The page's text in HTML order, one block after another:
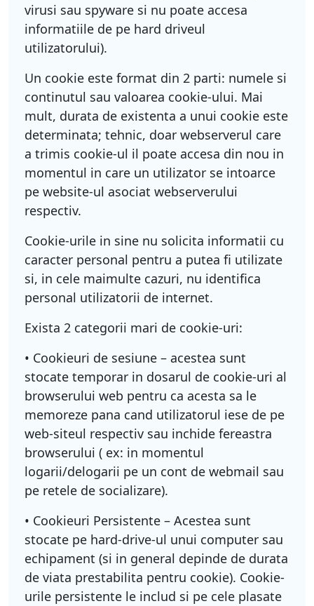
virusi sau spyware si nu poate accesa
informatiile de pe hard driveul
utilizatorului).
Un cookie este format din 2 parti: numele si
continutul sau valoarea cookie-ului. Mai
mult, durata de existenta a unui cookie este
determinata; tehnic, doar webserverul care
a trimis cookie-ul il poate accesa din nou in
momentul in care un utilizator se intoarce
pe website-ul asociat webserverului
respectiv.
Cookie-urile in sine nu solicita informatii cu
caracter personal pentru a putea fi utilizate
si, in cele maimulte cazuri, nu identifica
personal utilizatorii de internet.
Exista 2 categorii mari de cookie-uri:
• Cookieuri de sesiune – acestea sunt
stocate temporar in dosarul de cookie-uri al
browserului web pentru ca acesta sa le
memoreze pana cand utilizatorul iese de pe
web-siteul respectiv sau inchide fereastra
browserului ( ex: in momentul
logarii/delogarii pe un cont de webmail sau
pe retele de socializare).
• Cookieuri Persistente – Acestea sunt
stocate pe hard-drive-ul unui computer sau
echipament (si in general depinde de durata
de viata prestabilita pentru cookie). Cookie-
urile persistente le includ si pe cele plasate